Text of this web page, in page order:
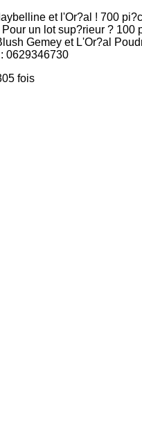
et l'Or?al ! 700
un lot sup?rieur ? 100
Gemey et L'Or?al
0629346730
fois